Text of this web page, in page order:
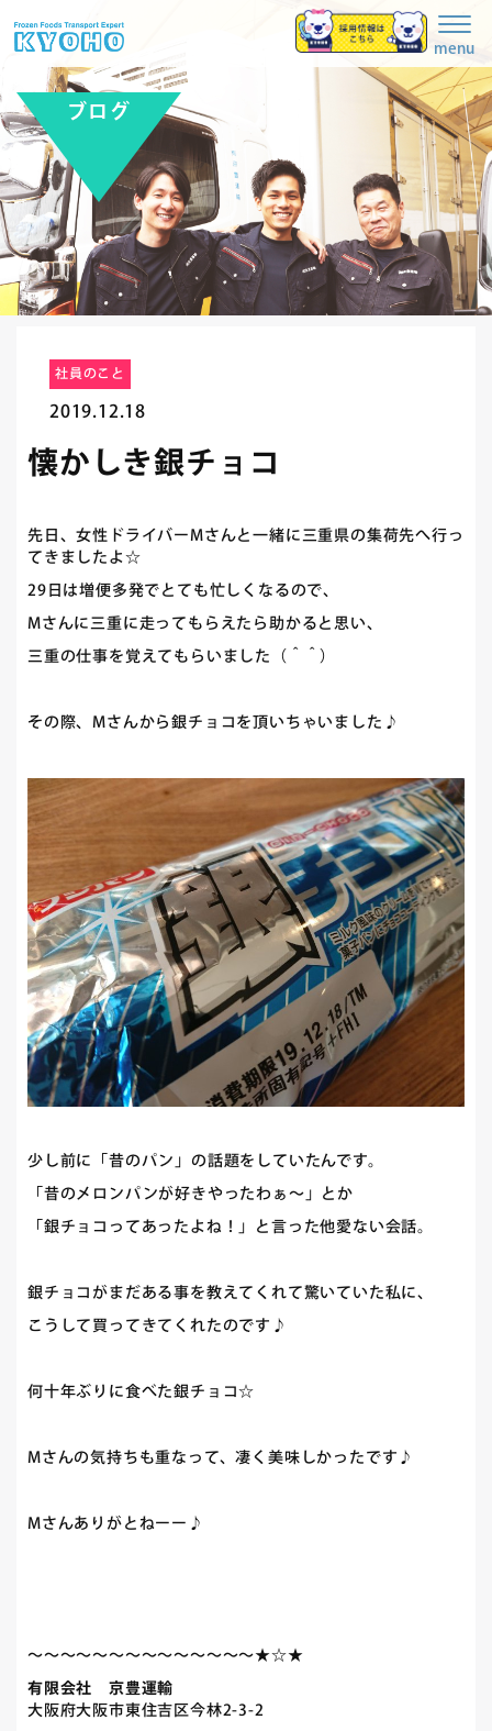
menu
ブログ
社員のこと
2019.12.18
懐かしき銀チョコ
先日、女性ドライバーMさんと一緒に三重県の集荷先へ行っ
てきましたよ☆
29日は増便多発でとても忙しくなるので、
Mさんに三重に走ってもらえたら助かると思い、
三重の仕事を覚えてもらいました（＾＾）
その際、Mさんから銀チョコを頂いちゃいました♪
少し前に「昔のパン」の話題をしていたんです。
「昔のメロンパンが好きやったわぁ～」とか
「銀チョコってあったよね！」と言った他愛ない会話。
銀チョコがまだある事を教えてくれて驚いていた私に、
こうして買ってきてくれたのです♪
何十年ぶりに食べた銀チョコ☆
Mさんの気持ちも重なって、凄く美味しかったです♪
Mさんありがとねーー♪
～～～～～～～～～～～～～～★☆★
有限会社 京豊運輸
大阪府大阪市東住吉区今林2-3-2